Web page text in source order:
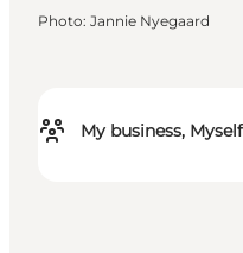
My business,
Photo: Jannie Nyegaard